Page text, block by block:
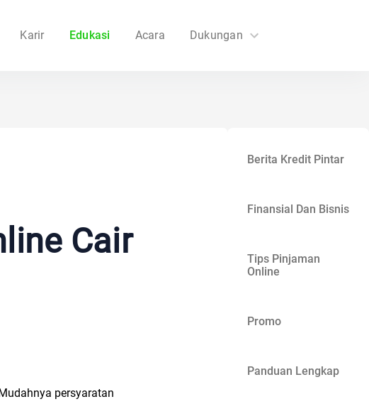
Karir Edukasi Acara Dukungan
Cair
persyaratan
Berita Kredit Pintar
Finansial Dan Bisnis
Tips Pinjaman
Online
Promo
Panduan Lengkap